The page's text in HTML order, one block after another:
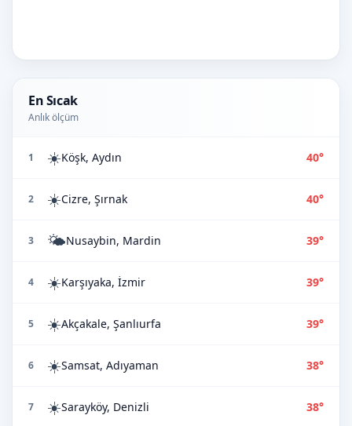
En Sıcak
Anlık ölçüm
1 ☀️Köşk, Aydın 40°
2 ☀️Cizre, Şırnak 40°
3 🌤️Nusaybin, Mardin 39°
4 ☀️Karşıyaka, İzmir 39°
5 ☀️Akçakale, Şanlıurfa 39°
6 ☀️Samsat, Adıyaman 38°
7 ☀️Sarayköy, Denizli 38°